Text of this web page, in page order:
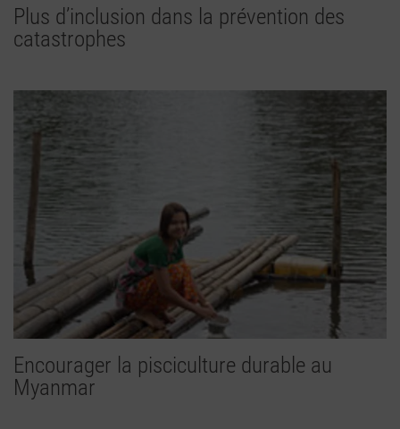
Plus d’inclusion dans la prévention des
catastrophes
Encourager la pisciculture durable au
Myanmar